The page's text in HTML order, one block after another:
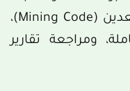
يشمل متابعة تنفيذ قانون التعدين (Mining Code)،
ومراجعة تقارير